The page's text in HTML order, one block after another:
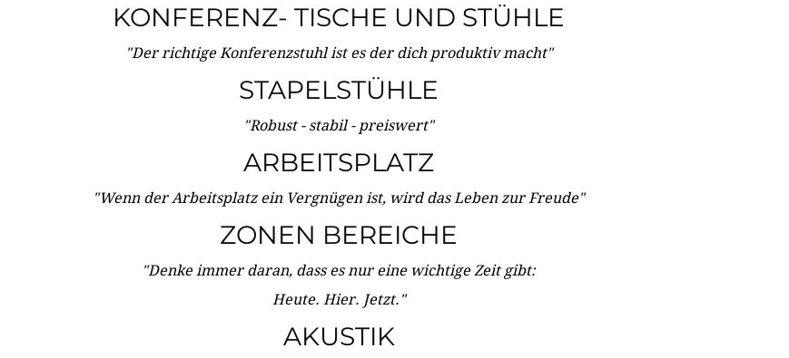
KONFERENZ- TISCHE UND STÜHLE
"Der richtige Konferenzstuhl ist es der dich produktiv macht"
STAPELSTÜHLE
"Robust - stabil - preiswert"
ARBEITSPLATZ
"Wenn der Arbeitsplatz ein Vergnügen ist, wird das Leben zur Freude"
ZONEN BEREICHE
"Denke immer daran, dass es nur eine wichtige Zeit gibt:
Heute. Hier. Jetzt."
AKUSTIK